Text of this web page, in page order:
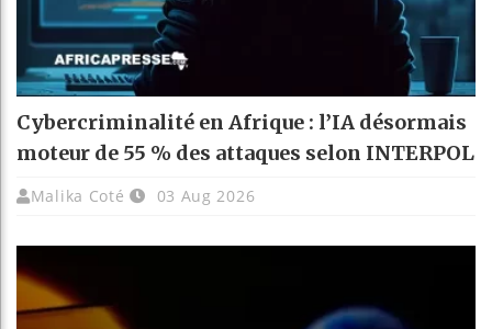
Cybercriminalité en Afrique : l’IA désormais
moteur de 55 % des attaques selon INTERPOL
Malika Coté 03 Aug 2026